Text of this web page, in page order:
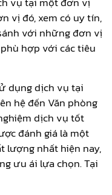
vị đó, xem có uy tín,
với những đơn vị
hợp với các tiêu
dụng dịch vụ tại
hệ đến Văn phòng
dịch vụ tốt
đánh giá là một
lượng nhất hiện nay,
ưu ái lựa chọn. Tại